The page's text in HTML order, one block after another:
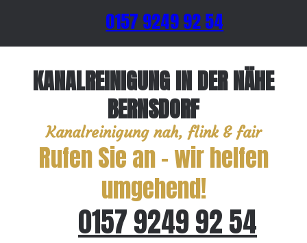
0157 9249 92 54
KANALREINIGUNG IN DER NÄHE
BERNSDORF
Kanalreinigung nah, flink & fair
Rufen Sie an – wir helfen
umgehend!
0157 9249 92 54